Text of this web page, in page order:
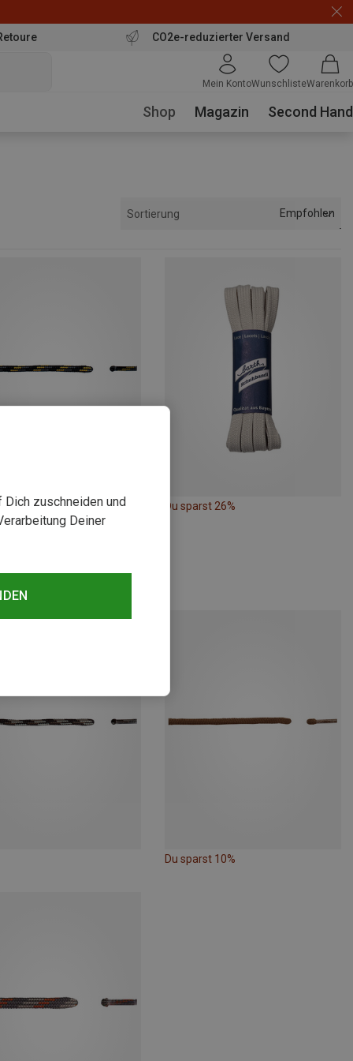
CO2e-reduzierter Versand
Mein KontoWunschlisteWarenkorb
Shop Magazin Second Hand
Sortierung Empfohlen
bis 24% Du sparst 26%
Du sparst 10%
zuschneiden und
Deiner